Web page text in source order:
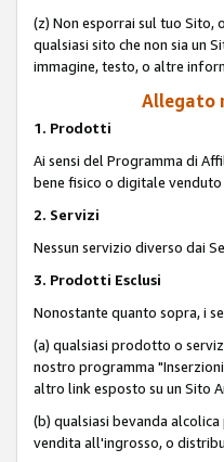
(z) Non esporrai sul tuo
qualsiasi sito che non sia un
immagine, testo, o altre
Allegato
1. Prodotti
Ai sensi del Programma di
bene fisico o digitale venduto
2. Servizi
Nessun servizio diverso dai
3. Prodotti Esclusi
Nonostante quanto sopra, i
(a) qualsiasi prodotto o
nostro programma
altro link esposto su un Sito
(b) qualsiasi bevanda
vendita all'ingrosso, o